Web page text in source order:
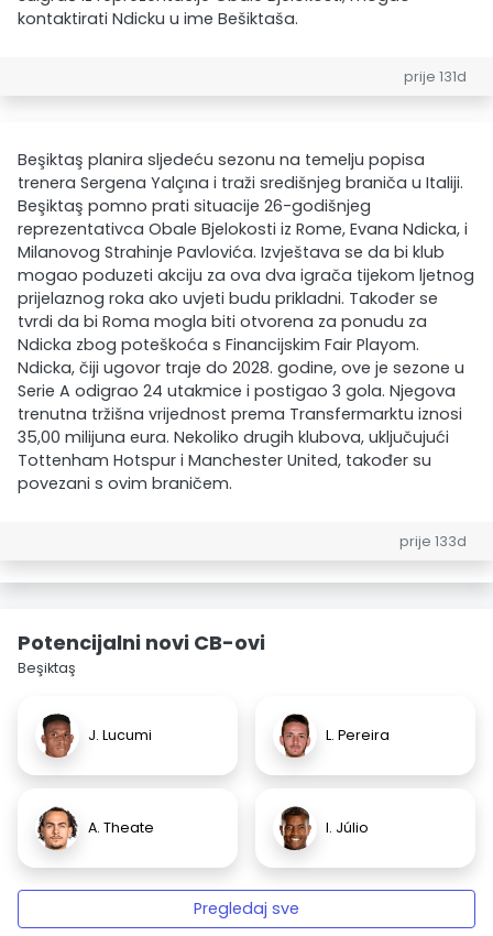
kontaktirati Ndicku u ime Bešiktaša.
prije 131d
Beşiktaş planira sljedeću sezonu na temelju popisa
trenera Sergena Yalçına i traži središnjeg braniča u Italiji.
Beşiktaş pomno prati situacije 26-godišnjeg
reprezentativca Obale Bjelokosti iz Rome, Evana Ndicka, i
Milanovog Strahinje Pavlovića. Izvještava se da bi klub
mogao poduzeti akciju za ova dva igrača tijekom ljetnog
prijelaznog roka ako uvjeti budu prikladni. Također se
tvrdi da bi Roma mogla biti otvorena za ponudu za
Ndicka zbog poteškoća s Financijskim Fair Playom.
Ndicka, čiji ugovor traje do 2028. godine, ove je sezone u
Serie A odigrao 24 utakmice i postigao 3 gola. Njegova
trenutna tržišna vrijednost prema Transfermarktu iznosi
35,00 milijuna eura. Nekoliko drugih klubova, uključujući
Tottenham Hotspur i Manchester United, također su
povezani s ovim braničem.
prije 133d
Potencijalni novi CB-ovi
Beşiktaş
J. Lucumi L. Pereira
A. Theate I. Júlio
Pregledaj sve